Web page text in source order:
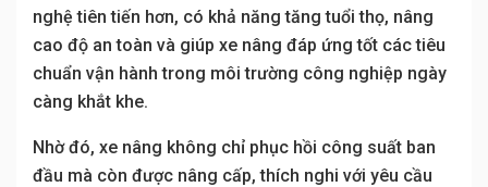
nghệ tiên tiến hơn, có khả năng tăng tuổi thọ, nâng
cao độ an toàn và giúp xe nâng đáp ứng tốt các tiêu
chuẩn vận hành trong môi trường công nghiệp ngày
càng khắt khe.
Nhờ đó, xe nâng không chỉ phục hồi công suất ban
đầu mà còn được nâng cấp, thích nghi với yêu cầu